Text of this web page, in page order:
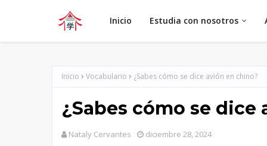
Inicio Estudia con nosotros
Inicio Vocabulario ¿Sabes cómo se dice avión en chino?
¿Sabes cómo se
Nataly Cervantes diciembre 28, 2024